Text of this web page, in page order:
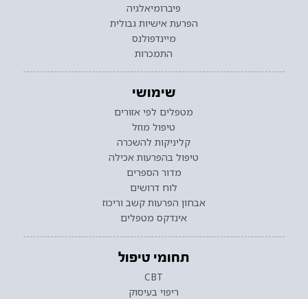
פיברומיאלגיה
הפרעת אישיות גבולית
מיינדפולנס
התמכרות
שימושי
מטפלים לפי אזורים
טיפול מוזל
קליניקות להשכרה
טיפול בהפרעות אכילה
מדור הספרים
לוח דרושים
אבחון הפרעות קשב וריכוז
אינדקס מטפלים
תחומי טיפול
CBT
ריפוי בעיסוק